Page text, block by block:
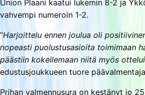
Union Plaani kaatui lukemin 8-2 ja
vahvempi numeroin 1-2.
”Harjoittelu ennen joulua oli
nopeasti puolustusasioita toimimaan
päästiin kokeilemaan niitä myös
edustusjoukkueen tuore päävalmentaja
Prihan valmennusura on kestänyt jo 25